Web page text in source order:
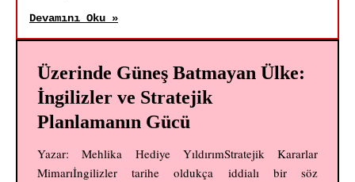
Devamını Oku »
Üzerinde Güneş Batmayan Ülke:
İngilizler ve Stratejik
Planlamanın Gücü
Yazar: Mehlika Hediye YıldırımStratejik Kararlar
Mimarıİngilizler tarihe oldukça iddialı bir söz